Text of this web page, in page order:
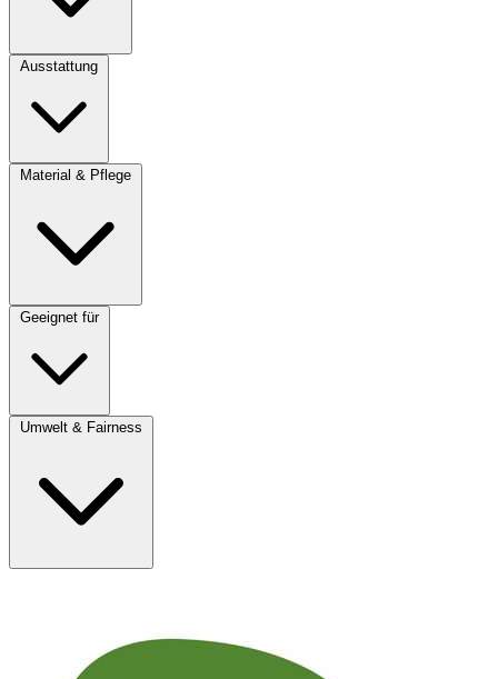
Ausstattung
Material & Pflege
Geeignet für
Umwelt & Fairness